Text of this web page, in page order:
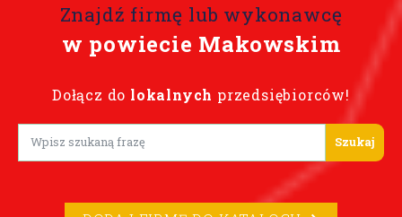
Znajdź firmę lub wykonawcę
w powiecie Makowskim
Dołącz do lokalnych przedsiębiorców!
Lorem ipsum